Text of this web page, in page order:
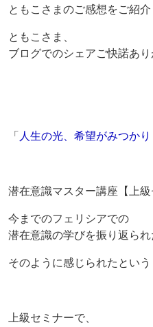
ともこさまのご感想をご紹介
ともこさま、
ブログでのシェアご快諾あり
「 人生の光、希望がみつかり
潜在意識マスター講座【上級
今までのフェリシアでの
潜在意識の学びを振り返られ
そのように感じられたという
上級セミナーで、